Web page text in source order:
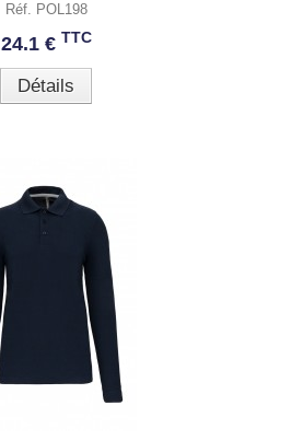
Réf. POL198
24.1 € TTC
Détails